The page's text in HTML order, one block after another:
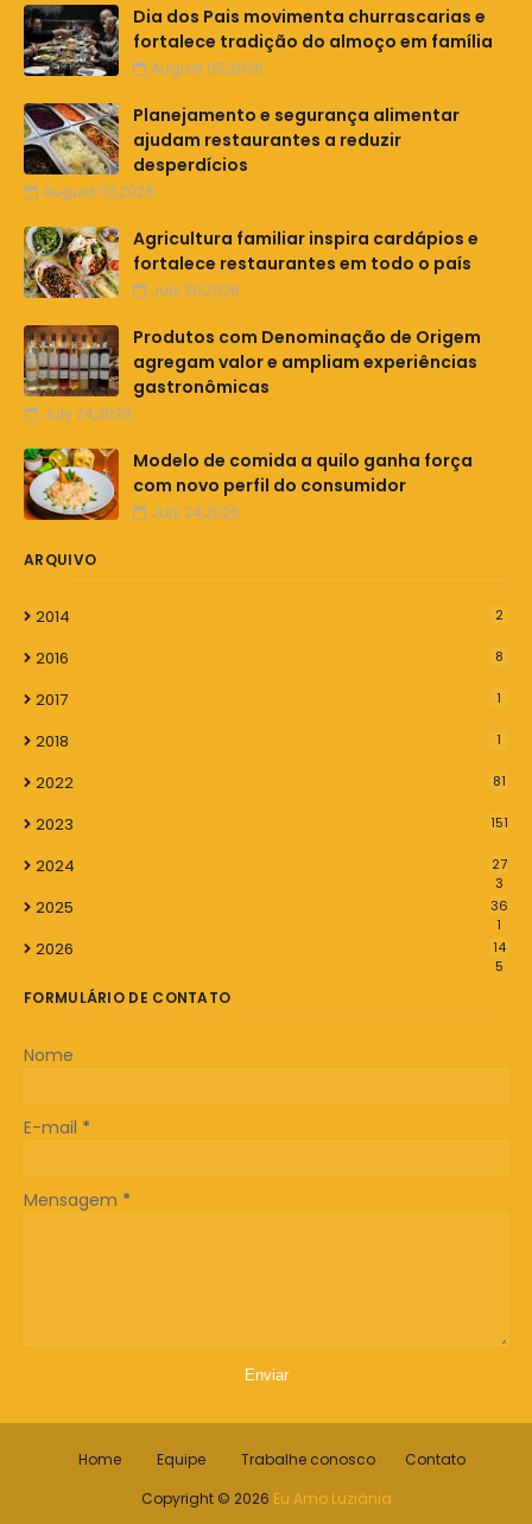
Dia dos Pais movimenta churrascarias e
fortalece tradição do almoço em família
August 05,2026
Planejamento e segurança alimentar
ajudam restaurantes a reduzir
desperdícios
August 03,2026
Agricultura familiar inspira cardápios e
fortalece restaurantes em todo o país
July 30,2026
Produtos com Denominação de Origem
agregam valor e ampliam experiências
gastronômicas
July 24,2026
Modelo de comida a quilo ganha força
com novo perfil do consumidor
July 24,2026
ARQUIVO
2014 2
2016 8
2017 1
2018 1
2022 81
2023 151
2024
27
3
2025
36
1
2026
14
5
FORMULÁRIO DE CONTATO
Nome
E-mail *
Mensagem *
Home Equipe Trabalhe conosco
Contato
Copyright © 2026 Eu Amo Luziânia